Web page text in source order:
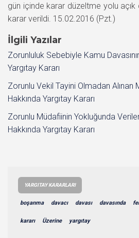
gün içinde karar düzeltme yolu
karar verildi. 15.02.2016 (Pzt.)
İlgili Yazılar
Zorunluluk Sebebiyle Kamu
Yargıtay Kararı
Zorunlu Vekil Tayini Olmadan Alınan
Hakkında Yargıtay Kararı
Zorunlu Müdafiinin Yokluğunda Verilen
Hakkında Yargıtay Kararı
YARGITAY KARARLARI
boşanma davacı davası davasında
kararı Üzerine yargıtay